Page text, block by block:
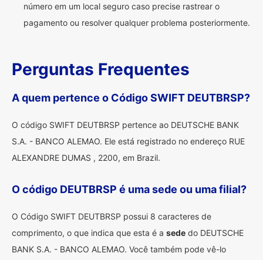
número em um local seguro caso precise rastrear o
pagamento ou resolver qualquer problema posteriormente.
Perguntas Frequentes
A quem pertence o Código SWIFT DEUTBRSP?
O código SWIFT DEUTBRSP pertence ao DEUTSCHE BANK
S.A. - BANCO ALEMAO. Ele está registrado no endereço RUE
ALEXANDRE DUMAS , 2200, em Brazil.
O código DEUTBRSP é uma sede ou uma filial?
O Código SWIFT DEUTBRSP possui 8 caracteres de
comprimento, o que indica que esta é a sede do DEUTSCHE
BANK S.A. - BANCO ALEMAO. Você também pode vê-lo